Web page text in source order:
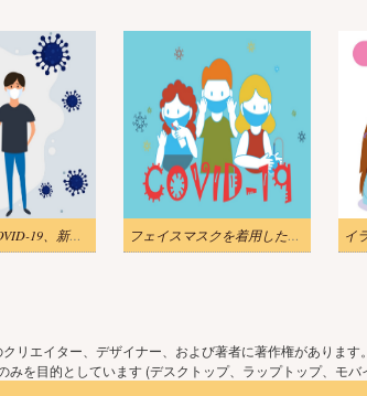
MERS-Cov、COVID-19、新型コロナウイルス 2019-nCoV。ベクトルの図。 フェイスマスクを着用した新型コロナウイルス感染症の衛生促進を示します。
リエイター、デザイナー、および著者に著作権がありま
を目的としています (デスクトップ、ラップトップ、モ